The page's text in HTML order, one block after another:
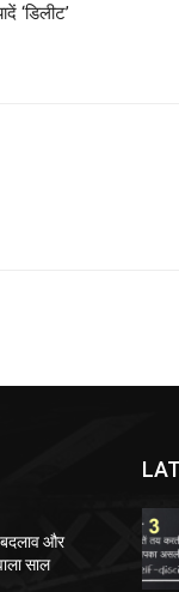
‘डिलीट’
और
साल